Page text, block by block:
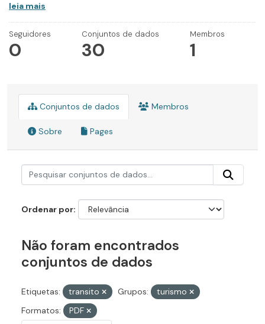
leia mais
Seguidores
0
Conjuntos de dados
30
Membros
1
Conjuntos de dados Membros
Sobre Pages
Ordenar por
Não foram encontrados
conjuntos de dados
Etiquetas: transito Grupos:
turismo
Formatos:
PDF